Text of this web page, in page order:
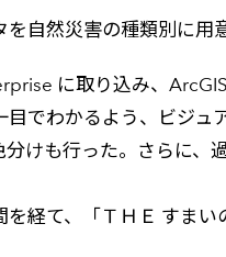
を自然災害の種類別に用
に取り込み、
目でわかるよう、ビジ
けも行った。さらに
経て、「ＴＨＥ すま